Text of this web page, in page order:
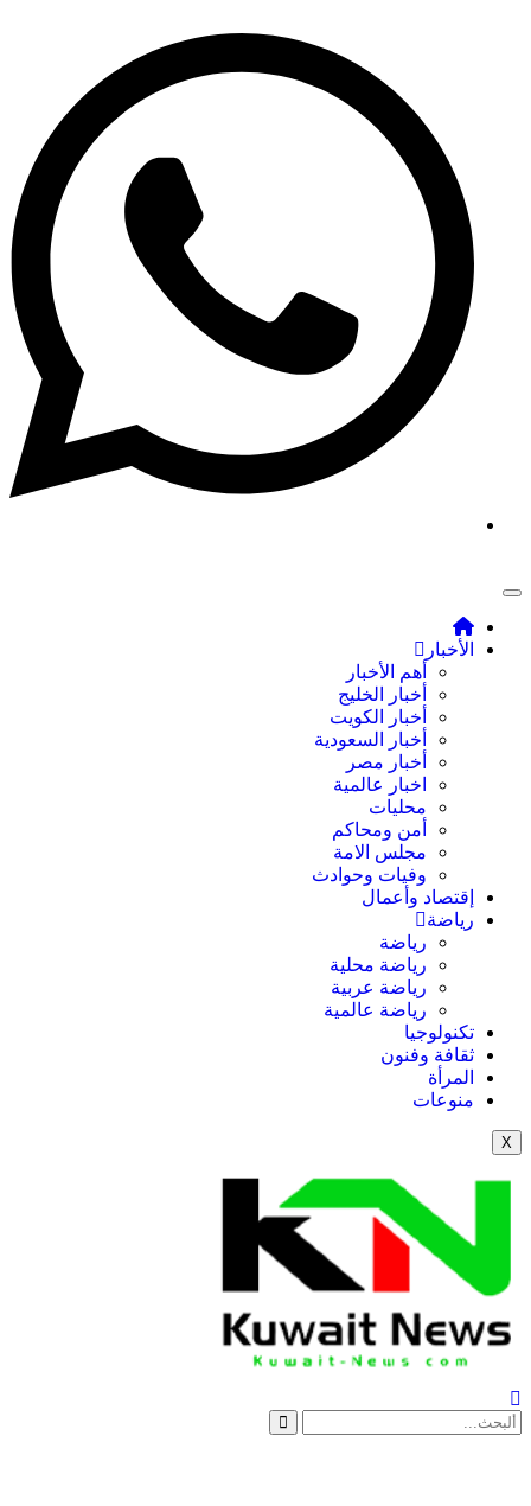
الأخبار
أهم الأخبار
أخبار الخليج
أخبار الكويت
أخبار السعودية
أخبار مصر
اخبار عالمية
محليات
أمن ومحاكم
مجلس الامة
وفيات وحوادث
إقتصاد وأعمال
رياضة
رياضة
رياضة محلية
رياضة عربية
رياضة عالمية
تكنولوجيا
ثقافة وفنون
المرأة
منوعات
X
NE
News Elementor